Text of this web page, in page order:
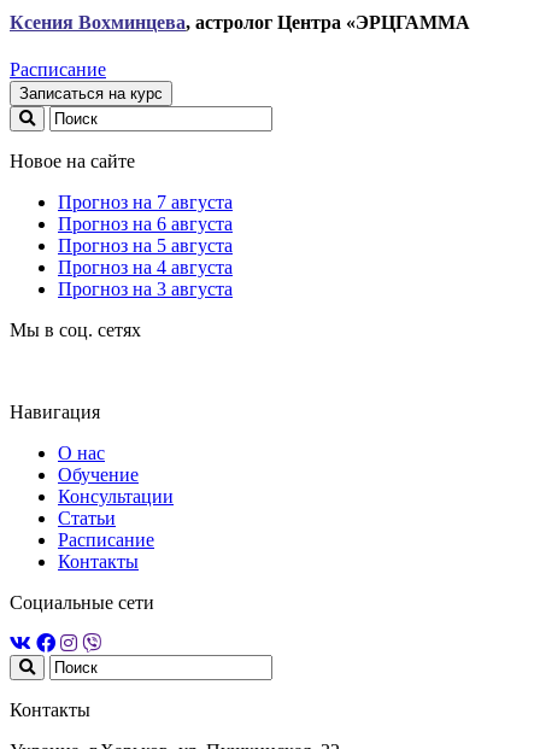
Ксения Вохминцева, астролог Центра «ЭРЦГАММА
Расписание
Записаться на курс
Новое на сайте
Прогноз на 7 августа
Прогноз на 6 августа
Прогноз на 5 августа
Прогноз на 4 августа
Прогноз на 3 августа
Мы в соц. сетях
Навигация
О нас
Обучение
Консультации
Статьи
Расписание
Контакты
Социальные сети
Контакты